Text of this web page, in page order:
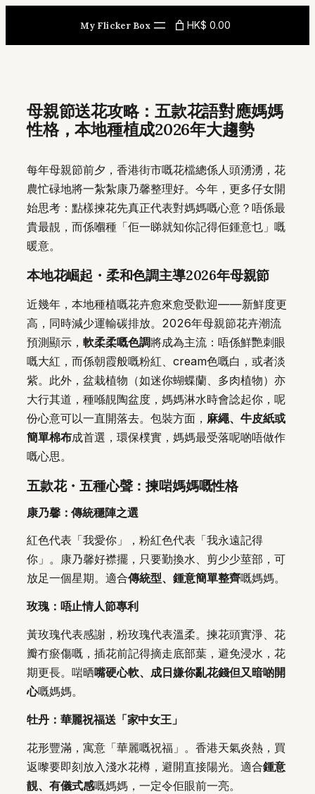
My Flicker Box HK$ 0.00
母親節送花攻略：五款花語對應媽媽
性格，本地種植成2026年大趨勢
每年母親節前夕，香港街市嘅花檔總係人頭湧湧，花
農忙碌地將一紮紮康乃馨整理好。今年，更多仔女開
始思考：點樣揀花先真正代表對媽媽嘅心意？唔係最
貴最靚，而係嗰種「佢一睇就知你記得佢鍾意乜」嘅
暖意。
本地花崛起・柔和色調主導2026年母親節
近幾年，本地種植嘅花卉愈來愈受歡迎——新鮮度更
高，同時減少運輸碳排放。2026年母親節花卉潮流
預測顯示， 軟柔柔嘅色調將成為主流：唔係鮮艷刺眼
嘅大紅，而係朝霞般嘅粉紅、cream色嘅白，或者淡
紫。此外，盆栽植物（如迷你蝴蝶蘭、多肉植物）亦
大行其道，種喺靚陶盆度，媽媽淋水時會諗起你，呢
份心意可以一直開落去。包裝方面， 麻繩、牛皮紙或
簡單棉布成首選，環保樸實，媽媽最受落呢啲唔做作
嘅心思。
五款花・五種心聲：揀啱媽媽嘅性格
康乃馨：傳統穩陣之選
紅色代表「我愛你」，粉紅色代表「我永遠記得
你」。康乃馨好襟擺，只要勤換水、剪少少莖部，可
放足一個星期。適合傳統型、鍾意簡單整齊嘅媽媽。
玫瑰：唔止情人節專利
黃玫瑰代表感謝，粉玫瑰代表溫柔。揀花頭實淨、花
瓣冇瘀傷嘅，插花前記得摘走底部葉，避免浸水，花
期更長。啱晒嘴硬心軟、成日嫌你亂花錢但又暗啲開
心嘅媽媽。
牡丹：華麗祝福送「家中女王」
花形豐滿，寓意「華麗嘅祝福」。香港天氣炎熱，買
返嚟要即刻放入淺水花樽，避開直接陽光。適合鍾意
靚、有儀式感嘅媽媽，一定令佢眼前一亮。